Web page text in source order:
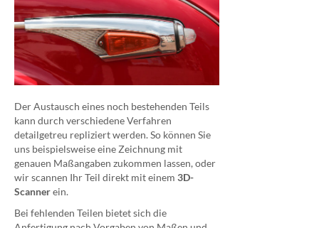
Der Austausch eines noch bestehenden Teils
kann durch verschiedene Verfahren
detailgetreu repliziert werden. So können Sie
uns beispielsweise eine Zeichnung mit
genauen Maßangaben zukommen lassen, oder
wir scannen Ihr Teil direkt mit einem 3D-
Scannerein.
Bei fehlenden Teilen bietet sich die